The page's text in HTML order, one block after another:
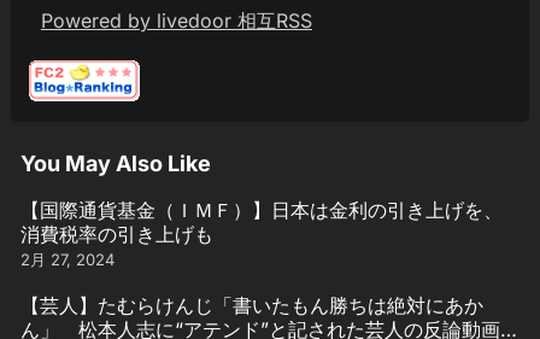
Powered by livedoor 相互RSS
You May Also Like
【国際通貨基金（ＩＭＦ）】日本は金利の引き上げを、
消費税率の引き上げも
2月 27, 2024
【芸人】たむらけんじ「書いたもん勝ちは絶対にあか
ん」 松本人志に“アテンド”と記された芸人の反論動画引